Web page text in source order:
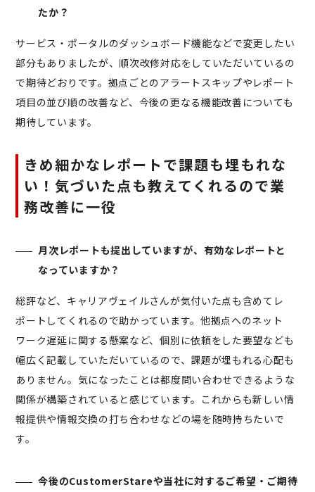
たか？
サービス・ポータルのダッシュボード機能などで変更したい
部分もありましたが、順次改修対応をしていただいているの
で期待どおりです。拠点ごとのアラートスキップやレポート
項目の並び順の改善など、今後の更なる機能改善についても
期待しています。
きめ細かなレポートで課題も埋もれな
い！気づいた点も教えてくれるので業
務改善に一役
月次レポートも提出していますが、有効なレポートと
なっていますか？
総評など、キャリアヴェイルさんが気付いた点も含めてレ
ポートしてくれるので助かっています。他拠点へのネット
ワーク遅延に関する懸案など、個別に依頼をした要望なども
幅広く記載していただいているので、課題が埋もれる心配も
ありません。気になったことは都度問い合わせできるような
関係が構築されていると感じています。これからも新しい情
報提供や情報交換の打ち合わせなどの場を随時持ちたいで
す。
今後のCustomerStareや当社に対するご希望・ご期待